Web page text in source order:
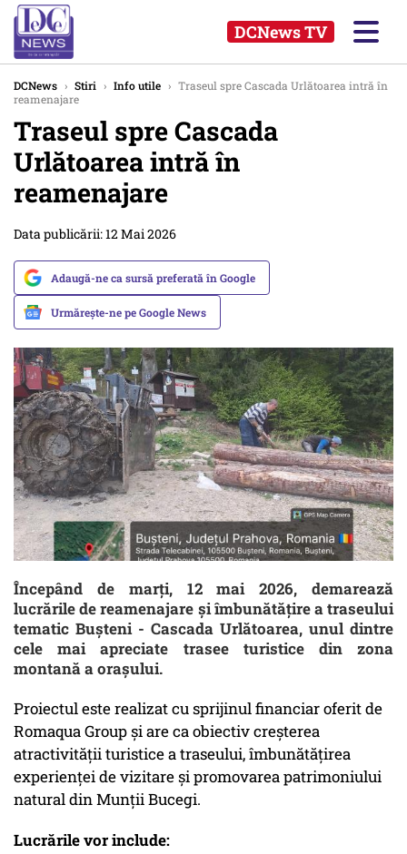
DCNews TV
DCNews › Stiri › Info utile › Traseul spre Cascada Urlătoarea intră în
reamenajare
Traseul spre Cascada
Urlătoarea intră în
reamenajare
Data publicării: 12 Mai 2026
Adaugă-ne ca sursă preferată în Google
Urmărește-ne pe Google News
Începând de marți, 12 mai 2026, demarează
lucrările de reamenajare și îmbunătățire a traseului
tematic Bușteni - Cascada Urlătoarea, unul dintre
cele mai apreciate trasee turistice din zona
montană a orașului.
Proiectul este realizat cu sprijinul financiar oferit de
Romaqua Group și are ca obiectiv creșterea
atractivității turistice a traseului, îmbunătățirea
experienței de vizitare și promovarea patrimoniului
natural din Munții Bucegi.
Lucrările vor include: